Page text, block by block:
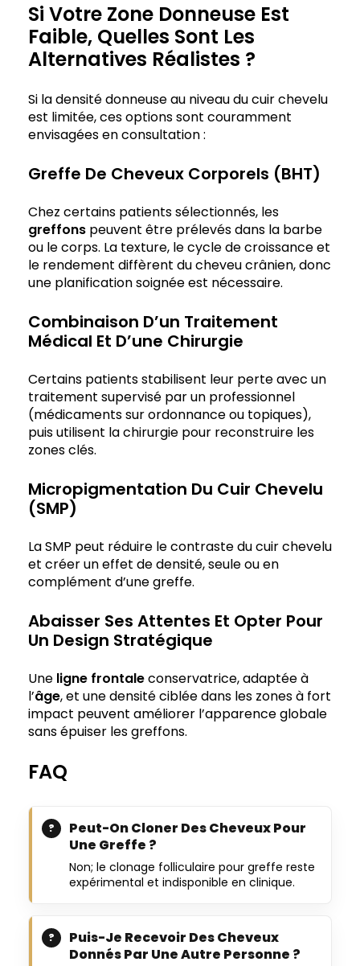
Si Votre Zone Donneuse Est
Faible, Quelles Sont Les
Alternatives Réalistes ?
Si la densité donneuse au niveau du cuir chevelu
est limitée, ces options sont couramment
envisagées en consultation :
Greffe De Cheveux Corporels (BHT)
Chez certains patients sélectionnés, les
greffons peuvent être prélevés dans la barbe
ou le corps. La texture, le cycle de croissance et
le rendement diffèrent du cheveu crânien, donc
une planification soignée est nécessaire.
Combinaison D’un Traitement
Médical Et D’une Chirurgie
Certains patients stabilisent leur perte avec un
traitement supervisé par un professionnel
(médicaments sur ordonnance ou topiques),
puis utilisent la chirurgie pour reconstruire les
zones clés.
Micropigmentation Du Cuir Chevelu
(SMP)
La SMP peut réduire le contraste du cuir chevelu
et créer un effet de densité, seule ou en
complément d’une greffe.
Abaisser Ses Attentes Et Opter Pour
Un Design Stratégique
Une ligne frontaleconservatrice, adaptée à
l’âge, et une densité ciblée dans les zones à fort
impact peuvent améliorer l’apparence globale
sans épuiser les greffons.
FAQ
Peut-On Cloner Des Cheveux Pour
Une Greffe ?
Non; le clonage folliculaire pour greffe reste
expérimental et indisponible en clinique.
Puis-Je Recevoir Des Cheveux
Donnés Par Une Autre Personne ?